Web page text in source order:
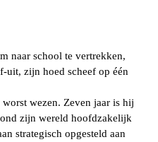
naar school te vertrekken,
uit, zijn hoed scheef op één
wezen. Zeven jaar is hij
zijn wereld hoofdzakelijk
strategisch opgesteld aan